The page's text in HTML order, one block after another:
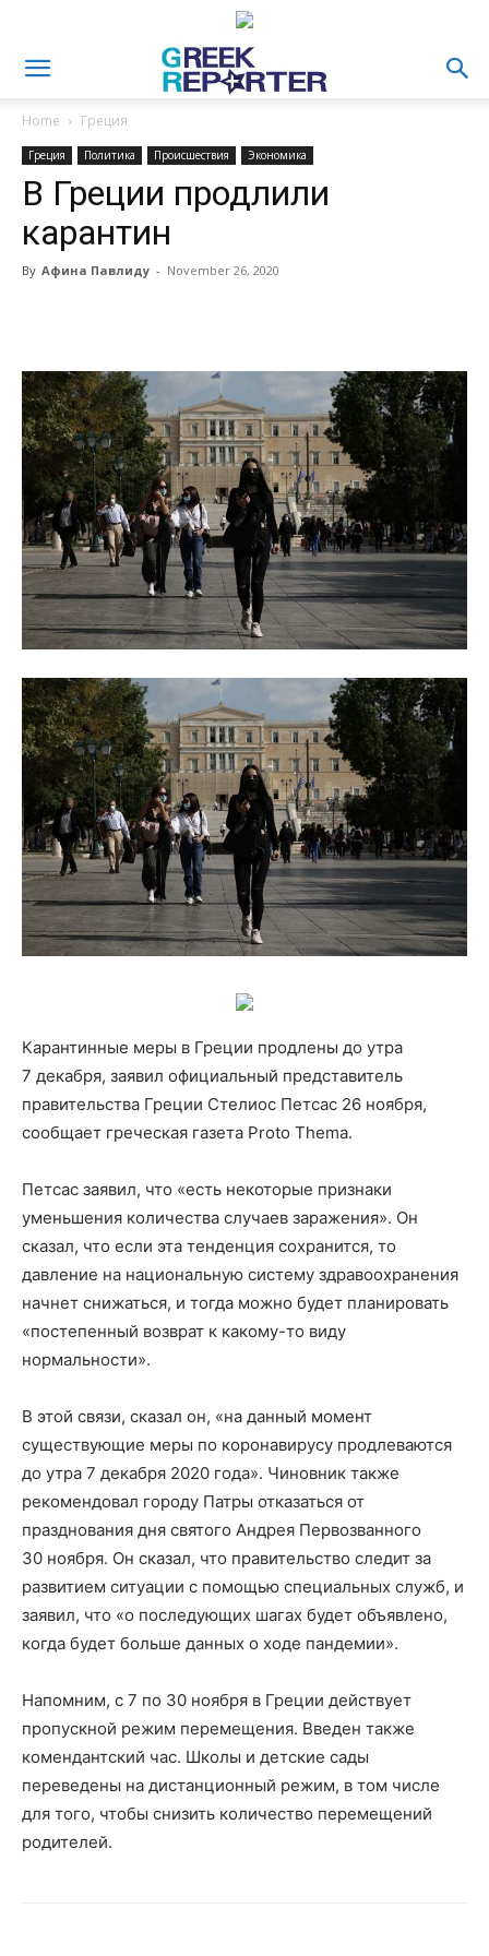
Home Греция
Греция Политика Происшествия Экономика
В Греции продлили
карантин
By Афина Павлиду - November 26, 2020
Карантинные меры в Греции продлены до утра
7 декабря, заявил официальный представитель
правительства Греции Стелиос Петсас 26 ноября,
сообщает греческая газета Proto Thema.
Петсас заявил, что «есть некоторые признаки
уменьшения количества случаев заражения». Он
сказал, что если эта тенденция сохранится, то
давление на национальную систему здравоохранения
начнет снижаться, и тогда можно будет планировать
«постепенный возврат к какому-то виду
нормальности».
В этой связи, сказал он, «на данный момент
существующие меры по коронавирусу продлеваются
до утра 7 декабря 2020 года». Чиновник также
рекомендовал городу Патры отказаться от
празднования дня святого Андрея Первозванного
30 ноября. Он сказал, что правительство следит за
развитием ситуации с помощью специальных служб, и
заявил, что «о последующих шагах будет объявлено,
когда будет больше данных о ходе пандемии».
Напомним, с 7 по 30 ноября в Греции действует
пропускной режим перемещения. Введен также
комендантский час. Школы и детские сады
переведены на дистанционный режим, в том числе
для того, чтобы снизить количество перемещений
родителей.